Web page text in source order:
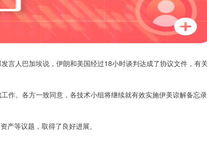
人巴加埃说，伊朗和美国经过18小时谈判达成了协议文件，有
。各方一致同意，各技术小组将继续就有效实施伊美谅解备忘录
等议题，取得了良好进展。